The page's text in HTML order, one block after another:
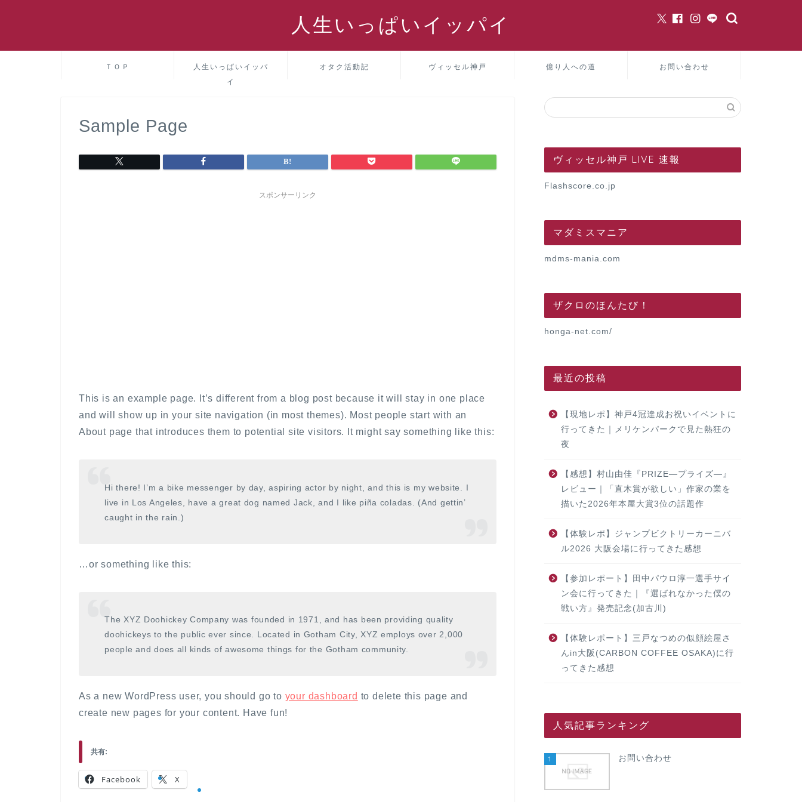
人生いっぱいイッパイ
ＴＯＰ
人生いっぱいイッパ
イ
オタク活動記 ヴィッセル神戸 億り人への道 お問い合わせ
Sample Page
スポンサーリンク
This is an example page. It’s different from a blog post because it will stay in one place
and will show up in your site navigation (in most themes). Most people start with an
About page that introduces them to potential site visitors. It might say something like this:
Hi there! I’m a bike messenger by day, aspiring actor by night, and this is my website. I
live in Los Angeles, have a great dog named Jack, and I like piña coladas. (And gettin’
caught in the rain.)
…or something like this:
The XYZ Doohickey Company was founded in 1971, and has been providing quality
doohickeys to the public ever since. Located in Gotham City, XYZ employs over 2,000
people and does all kinds of awesome things for the Gotham community.
As a new WordPress user, you should go to your dashboard to delete this page and
create new pages for your content. Have fun!
共有:
Facebook X
ヴィッセル神戸 LIVE 速報
Flashscore.co.jp
マダミスマニア
mdms-mania.com
ザクロのほんたび！
honga-net.com/
最近の投稿
【現地レポ】神戸4冠達成お祝いイベントに
行ってきた｜メリケンパークで見た熱狂の
夜
【感想】村山由佳『PRIZE―プライズ―』
レビュー｜「直木賞が欲しい」作家の業を
描いた2026年本屋大賞3位の話題作
【体験レポ】ジャンプビクトリーカーニバ
ル2026 大阪会場に行ってきた感想
【参加レポート】田中パウロ淳一選手サイ
ン会に行ってきた｜『選ばれなかった僕の
戦い方』発売記念(加古川)
【体験レポート】三戸なつめの似顔絵屋さ
んin大阪(CARBON COFFEE OSAKA)に行
ってきた感想
人気記事ランキング
1 お問い合わせ